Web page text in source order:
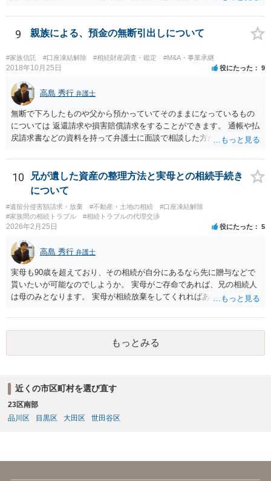
ています。 やはり、成人した子のことまでごちゃごちゃ考えず、自分
の事だけ考えるべきなのでしょうか ・・・お子さんの事をまで含め良
と親子関係を結びたいと思っているが、名字は変えたくない・・・養
子縁組の必要があり 氏も変更することになります。 しかし 彼は成人
しているとは言え、自分の子と私の連れ子、全て平等にしたいと希
望。もちろん私もそうできればと思います。 ・・・婚姻前の契約 あ
るいは 遺言書などで その意思を実現する方法はあります。 弁護
士に相談してみてください。
9 親族による、預金の無断引出しについて
#家族信託 #口座凍結解除 #相続財産調査・鑑定 #M&A・事業承継
2018年10月25日 役にたった 9
高島 秀行 弁護士
無断で下ろしたものや父から預かっていてそのままになっているもの
については 返還請求や損害賠償請求をすることができます。 通帳や払
戻請求書などの資料を持って弁護士に面談で相談した方がよいと思い
10
兄が遺した資産の整理方法と実母との相続手続き
について
#遺留分侵害額請求・放棄 #不動産・土地の相続
#口座凍結解除
#家族間の相続トラブル
#相続トラブルの代理交渉
2026年2月25日 役にたった 5
高島 秀行 弁護士
実母も90歳を超えており、その相続が自分にあるなら先に贈与などで
貰いたいが可能なのでしようか。 実母がご存命であれば、兄の相続人
は母のみとなります。 実母が相続放棄をしてくれればあなた方兄弟及
ないと思います。
もっとみる
近くの市区町村を選び直す
23区南部
品川区
目黒区 大田区 世田谷区